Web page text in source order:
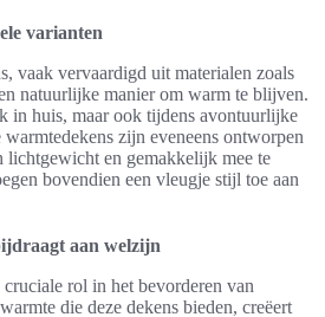
varianten
vaak vervaardigd uit materialen zoals
natuurlijke manier om warm te blijven.
in huis, maar ook tijdens avontuurlijke
zijn eveneens ontworpen
en gemakkelijk mee te
bovendien een vleugje stijl toe aan
aan welzijn
cruciale rol in het bevorderen van
die deze dekens bieden, creëert